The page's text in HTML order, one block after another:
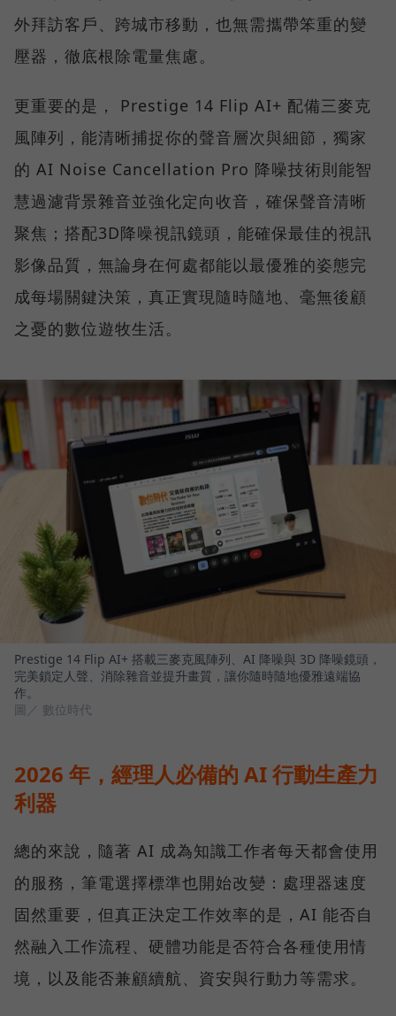
外拜訪客戶、跨城市移動，也無需攜帶笨重的變
壓器，徹底根除電量焦慮。
更重要的是， Prestige 14 Flip AI+ 配備三麥克
風陣列，能清晰捕捉你的聲音層次與細節，獨家
的 AI Noise Cancellation Pro 降噪技術則能智
慧過濾背景雜音並強化定向收音，確保聲音清晰
聚焦；搭配3D降噪視訊鏡頭，能確保最佳的視訊
影像品質，無論身在何處都能以最優雅的姿態完
成每場關鍵決策，真正實現隨時隨地、毫無後顧
之憂的數位遊牧生活。
Prestige 14 Flip AI+ 搭載三麥克風陣列、AI 降噪與 3D 降噪鏡頭，
完美鎖定人聲、消除雜音並提升畫質，讓你隨時隨地優雅遠端協
作。
圖／ 數位時代
2026 年，經理人必備的 AI 行動生產力
利器
總的來說，隨著 AI 成為知識工作者每天都會使用
的服務，筆電選擇標準也開始改變：處理器速度
固然重要，但真正決定工作效率的是，AI 能否自
然融入工作流程、硬體功能是否符合各種使用情
境，以及能否兼顧續航、資安與行動力等需求。